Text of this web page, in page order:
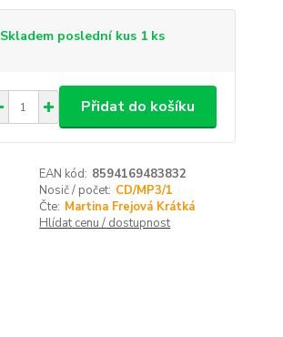
Skladem poslední kus 1 ks
Přidat do košíku
EAN kód: 8594169483832
Nosič / počet: CD/MP3/1
Čte: Martina Frejová Krátká
Hlídat cenu / dostupnost